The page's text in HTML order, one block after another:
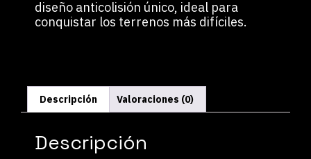
diseño anticolisión único, ideal para
conquistar los terrenos más difíciles.
Descripción Valoraciones (0)
Descripción